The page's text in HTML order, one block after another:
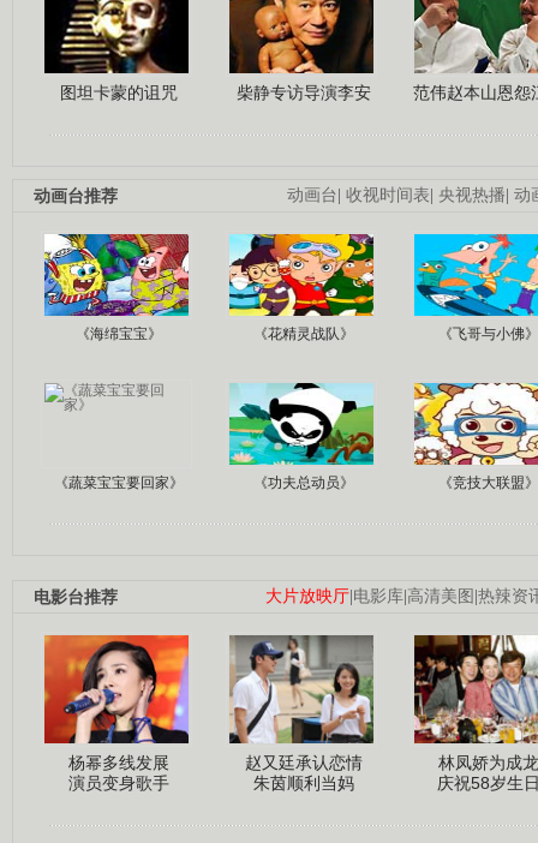
图坦卡蒙的诅咒 柴静专访导演李安 范伟赵本山恩怨
动画台 收视时间表 央视热播 动
动画台推荐
《海绵宝宝》 《花精灵战队》 《飞哥与小佛》
《蔬菜宝宝要回家》 《功夫总动员》 《竞技大联盟》
大片放映厅 电影库 高清美图 热辣资
电影台推荐
杨幂多线发展
演员变身歌手
赵又廷承认恋情
朱茵顺利当妈
林凤娇为成龙
庆祝58岁生